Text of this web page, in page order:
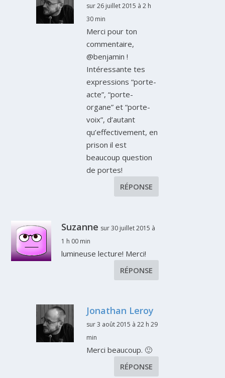
sur 26 juillet 2015 à 2 h
30 min
Merci pour ton
commentaire,
@benjamin !
Intéressante tes
expressions “porte-
acte”, “porte-
organe” et “porte-
voix”, d’autant
qu’effectivement, en
prison il est
beaucoup question
de portes!
RÉPONSE
Suzanne sur 30 juillet 2015 à
1 h 00 min
lumineuse lecture! Merci!
RÉPONSE
Jonathan Leroy
sur 3 août 2015 à 22 h 29
min
Merci beaucoup. 🙂
RÉPONSE